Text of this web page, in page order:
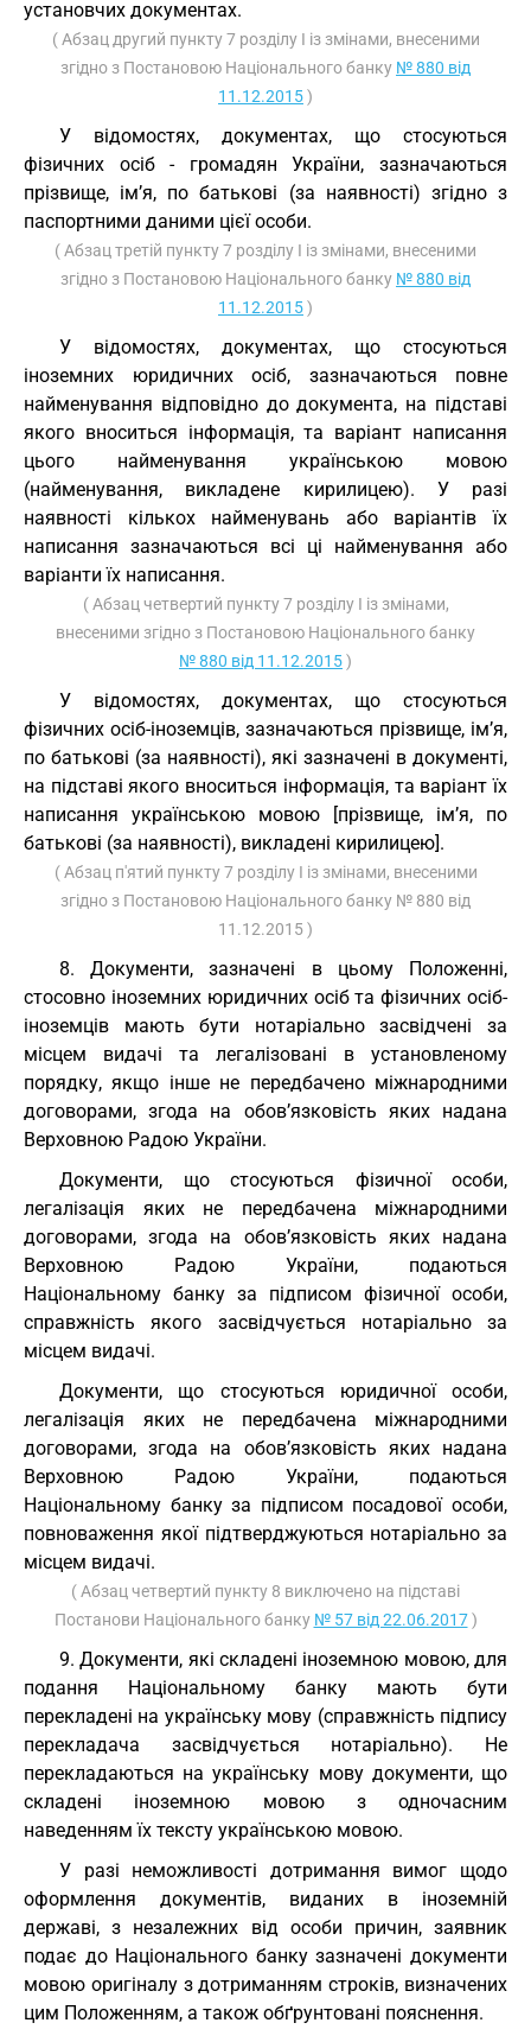
установчих документах.
( Абзац другий пункту 7 розділу I із змінами, внесеними
згідно з Постановою Національного банку № 880 від
11.12.2015)
У відомостях, документах, що стосуються
фізичних осіб - громадян України, зазначаються
прізвище, ім’я, по батькові (за наявності) згідно з
паспортними даними цієї особи.
( Абзац третій пункту 7 розділу I із змінами, внесеними
згідно з Постановою Національного банку № 880 від
11.12.2015)
У відомостях, документах, що стосуються
іноземних юридичних осіб, зазначаються повне
найменування відповідно до документа, на підставі
якого вноситься інформація, та варіант написання
цього найменування українською мовою
(найменування, викладене кирилицею). У разі
наявності кількох найменувань або варіантів їх
написання зазначаються всі ці найменування або
варіанти їх написання.
( Абзац четвертий пункту 7 розділу I із змінами,
внесеними згідно з Постановою Національного банку
№ 880 від 11.12.2015)
У відомостях, документах, що стосуються
фізичних осіб-іноземців, зазначаються прізвище, ім’я,
по батькові (за наявності), які зазначені в документі,
на підставі якого вноситься інформація, та варіант їх
написання українською мовою [прізвище, ім’я, по
батькові (за наявності), викладені кирилицею].
( Абзац п'ятий пункту 7 розділу I із змінами, внесеними
згідно з Постановою Національного банку № 880 від
11.12.2015 )
8. Документи, зазначені в цьому Положенні,
стосовно іноземних юридичних осіб та фізичних осіб-
іноземців мають бути нотаріально засвідчені за
місцем видачі та легалізовані в установленому
порядку, якщо інше не передбачено міжнародними
договорами, згода на обов’язковість яких надана
Верховною Радою України.
Документи, що стосуються фізичної особи,
легалізація яких не передбачена міжнародними
договорами, згода на обов’язковість яких надана
Верховною Радою України, подаються
Національному банку за підписом фізичної особи,
справжність якого засвідчується нотаріально за
місцем видачі.
Документи, що стосуються юридичної особи,
легалізація яких не передбачена міжнародними
договорами, згода на обов’язковість яких надана
Верховною Радою України, подаються
Національному банку за підписом посадової особи,
повноваження якої підтверджуються нотаріально за
місцем видачі.
( Абзац четвертий пункту 8 виключено на підставі
Постанови Національного банку № 57 від 22.06.2017)
9. Документи, які складені іноземною мовою, для
подання Національному банку мають бути
перекладені на українську мову (справжність підпису
перекладача засвідчується нотаріально). Не
перекладаються на українську мову документи, що
складені іноземною мовою з одночасним
наведенням їх тексту українською мовою.
У разі неможливості дотримання вимог щодо
оформлення документів, виданих в іноземній
державі, з незалежних від особи причин, заявник
подає до Національного банку зазначені документи
мовою оригіналу з дотриманням строків, визначених
цим Положенням, а також обґрунтовані пояснення.